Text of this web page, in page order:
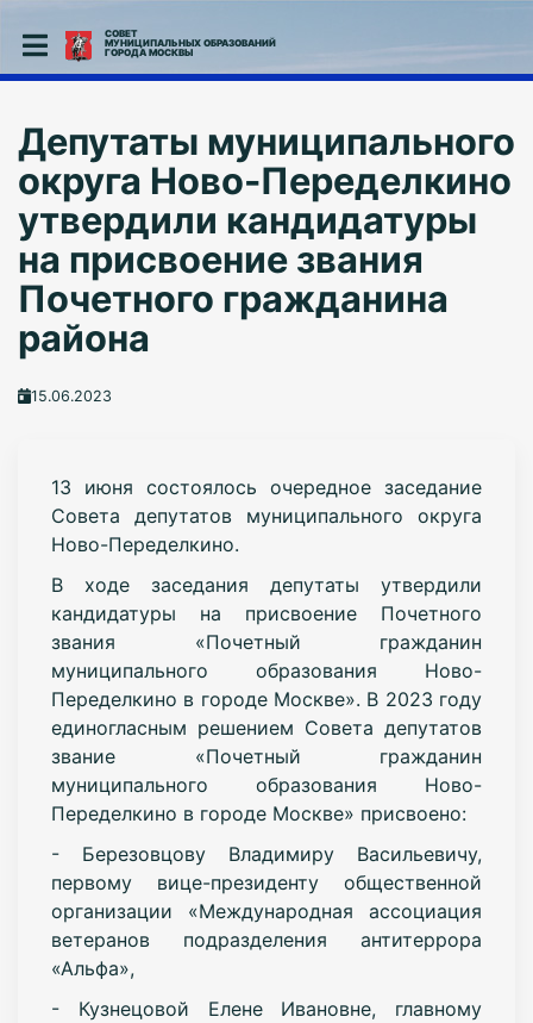
СОВЕТ
МУНИЦИПАЛЬНЫХ ОБРАЗОВАНИЙ
ГОРОДА МОСКВЫ
Депутаты муниципального
округа Ново-Переделкино
утвердили кандидатуры
на присвоение звания
Почетного гражданина
района
15.06.2023
13 июня состоялось очередное заседание
Совета депутатов муниципального округа
Ново-Переделкино.
В ходе заседания депутаты утвердили
кандидатуры на присвоение Почетного
звания «Почетный гражданин
муниципального образования Ново-
Переделкино в городе Москве». В 2023 году
единогласным решением Совета депутатов
звание «Почетный гражданин
муниципального образования Ново-
Переделкино в городе Москве» присвоено:
- Березовцову Владимиру Васильевичу,
первому вице-президенту общественной
организации «Международная ассоциация
ветеранов подразделения антитеррора
«Альфа»,
- Кузнецовой Елене Ивановне, главному